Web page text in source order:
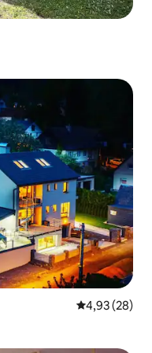
4,93 av 5 i
4,93 (28)